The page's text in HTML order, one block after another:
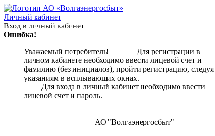
Личный кабинет
Вход в личный кабинет
Ошибка!
Уважаемый потребитель! Для регистрации в
личном кабинете необходимо ввести лицевой счет и
фамилию (без инициалов), пройти регистрацию, следуя
указаниям в всплывающих окнах.
Для входа в личный кабинет необходимо ввести
лицевой счет и пароль.
АО "Волгаэнергосбыт"